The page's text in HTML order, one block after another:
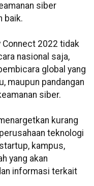
siber
baik.
Connect 2022 tidak
nasional saja,
global yang
maupun pandangan
siber.
kurang
teknologi
kampus,
yang akan
informasi terkait